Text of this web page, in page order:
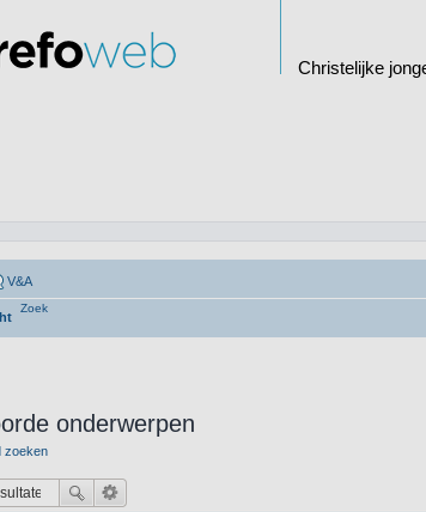
Christelijke
V&A
Zoek
onderwerpen
zoeken